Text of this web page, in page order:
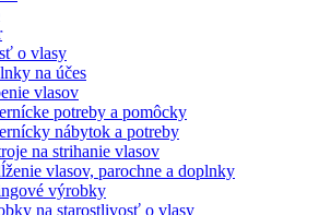
o vlasy
na účes
vlasov
potreby a pomôcky
nábytok a potreby
na strihanie vlasov
vlasov, parochne a doplnky
výrobky
na starostlivosť o vlasy